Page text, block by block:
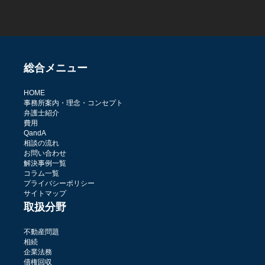
総合メニュー
HOME
事務所案内・理念・コンセプト
弁護士紹介
費用
QandA
相談の流れ
お問い合わせ
解決事例一覧
コラム一覧
プライバシーポリシー
サイトマップ
取扱分野
不動産問題
相続
企業法務
債権回収